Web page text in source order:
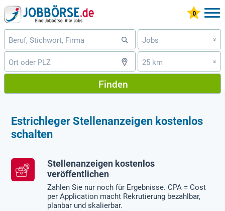
Jobs »
25 km »
Finden
Estrichleger Stellenanzeigen kostenlos
schalten
Stellenanzeigen kostenlos
veröffentlichen
Zahlen Sie nur noch für Ergebnisse. CPA = Cost
per Application macht Rekrutierung bezahlbar,
planbar und skalierbar.